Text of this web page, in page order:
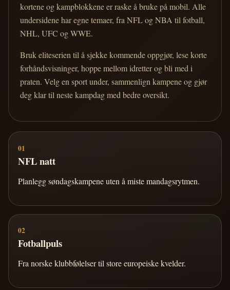
kortene og kampblokkene er raske å bruke på mobil. Alle
undersidene har egne temaer, fra NFL og NBA til fotball,
NHL, UFC og WWE.
Bruk eliteserien til å sjekke kommende oppgjør, lese korte
forhåndsvisninger, hoppe mellom idretter og bli med i
praten. Velg en sport under, sammenlign kampene og gjør
deg klar til neste kampdag med bedre oversikt.
01
NFL natt
Planlegg søndagskampene uten å miste mandagsrytmen.
02
Fotballpuls
Fra norske klubbfølelser til store europeiske kvelder.